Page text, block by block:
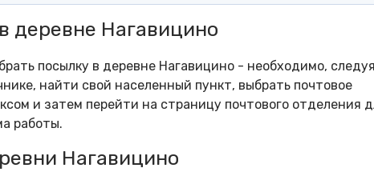
деревне Нагавицино
посылку в деревне Нагавицино - необходимо,
найти свой населенный пункт, выбрать почтовое
и затем перейти на страницу почтового отделения
работы.
Нагавицино